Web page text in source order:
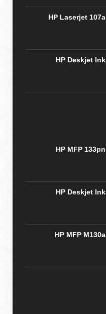
تحميل تعريف طابعة HP Deskjet Ink
تحميل تعريف طابعة HP Deskjet Ink